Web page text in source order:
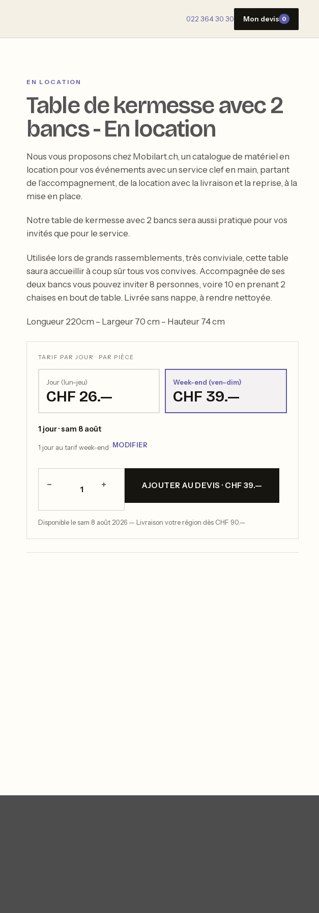
022 364 30 30 Mon devis 0
EN LOCATION
Table de kermesse avec 2
bancs - En location
Nous vous proposons chez Mobilart.ch, un catalogue de matériel en
location pour vos événements avec un service clef en main, partant
de l’accompagnement, de la location avec la livraison et la reprise, à la
mise en place.
Notre table de kermesse avec 2 bancs sera aussi pratique pour vos
invités que pour le service.
Utilisée lors de grands rassemblements, très conviviale, cette table
saura accueillir à coup sûr tous vos convives. Accompagnée de ses
deux bancs vous pouvez inviter 8 personnes, voire 10 en prenant 2
chaises en bout de table. Livrée sans nappe, à rendre nettoyée.
Longueur 220cm – Largeur 70 cm – Hauteur 74 cm
TARIF PAR JOUR · PAR PIÈCE
Jour (lun–jeu)
CHF 26.—
Week-end (ven–dim)
CHF 39.—
1 jour · sam 8 août
1 jour au tarif week-end · MODIFIER
− 1 + AJOUTER AU DEVIS · CHF 39.—
Disponible le sam 8 août 2026 — Livraison votre région dès CHF 90.—